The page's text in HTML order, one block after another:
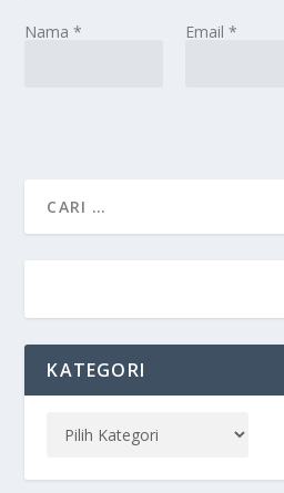
Nama* Email *
KATEGORI